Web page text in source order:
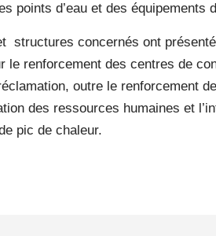
points d’eau et des équipements
structures concernés ont
le renforcement des centres de
outre le renforcement
des ressources humaines et
pic de chaleur.